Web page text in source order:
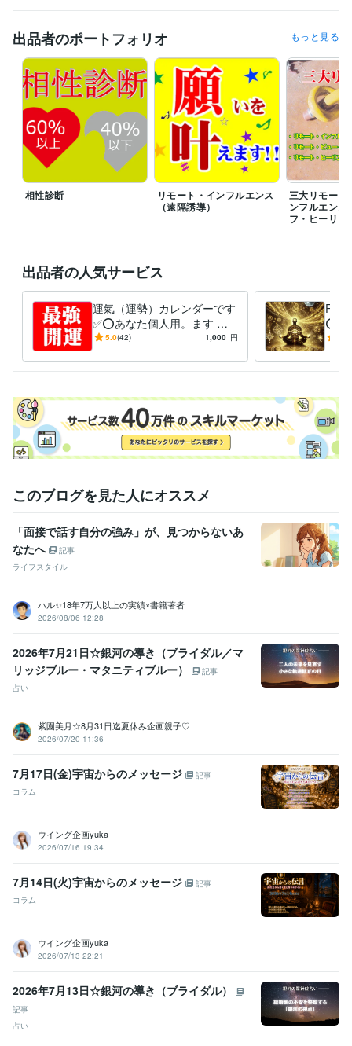
✅ 高評価はすごくすごく嬉しく大喜びします(^^♪
経験職種
コンサルタント / 組織・人事コンサルタント 経験年数 : 7年
得意分野
占い 算命学・統計学・ユング心理学Loop理論
算命学 復縁 鬱 弱メンタル 占い 恋愛 相性 ふくえん
悩み相談・カウンセリング リモート・インフルエンス（遠隔誘導）
パラレルワールド 引寄せ リモート・インフルエ 遠隔誘導
復縁
ふくえん
婚活
出品者のポートフォリオ もっと見る
相性診断
リモート・インフルエンス
（遠隔誘導）
三大リモート
ンフルエンス
フ・ヒーリン
出品者の人気サービス
運氣（運勢）カレンダーです
✅⭕あなた個人用。ます ❤️
大事な事は良き日を！悪い日
う✅
5.0(42) 1,000 円
RV
⭕サ
強力
授
このブログを見た人にオススメ
「面接で話す自分の強み」が、見つからないあ
なたへ
記事
ライフスタイル
ハル✨18年7万人以上の実績×書籍著者
2026/08/06 12:28
2026年7月21日☆銀河の導き（ブライダル／マ
リッジブルー・マタニティブルー）
記事
占い
紫園美月☆8月31日迄夏休み企画親子♡
2026/07/20 11:36
7月17日(金)宇宙からのメッセージ
記事
コラム
ウイング企画yuka
2026/07/16 19:34
7月14日(火)宇宙からのメッセージ
記事
コラム
ウイング企画yuka
2026/07/13 22:21
2026年7月13日☆銀河の導き（ブライダル）
記事
占い